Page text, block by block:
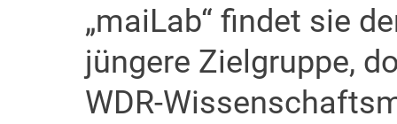
„maiLab“ findet sie
jüngere Zielgruppe,
WDR-